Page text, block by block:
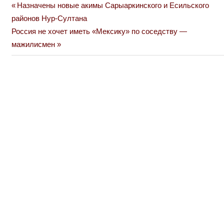
Навигация
по
записям
Previous
Post:
Назначены новые акимы Сарыаркинского и Есильского
районов Нур-Султана
Next
Post:
Россия не хочет иметь «Мексику» по соседству —
мажилисмен